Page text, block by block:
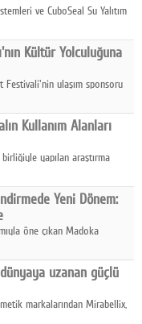
ve CuboSeal Su Yalıtım
Kültür Yolculuğuna
Festivali'nin ulaşım sponsoru
Kullanım Alanları
yapılan araştırma
ortaya koyuyor.
Yeni Dönem:
öne çıkan Madoka
satışa sunuldu.
uzanan güçlü
markalarından Mirabellix,